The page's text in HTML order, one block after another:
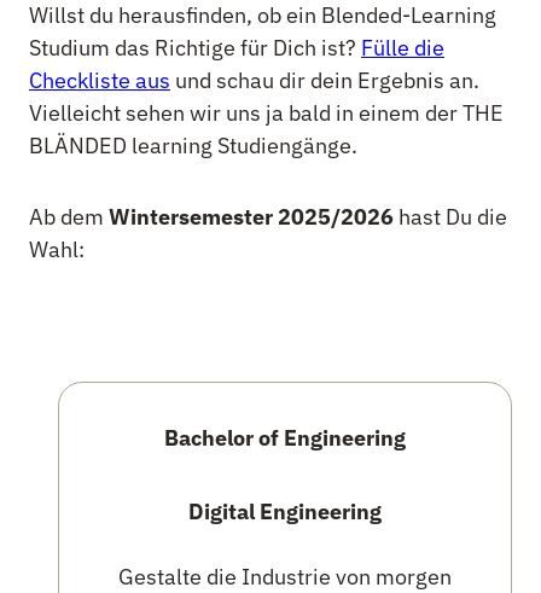
Willst du herausfinden, ob ein Blended-Learning
Studium das Richtige für Dich ist? Fülle die
Checkliste aus und schau dir dein Ergebnis an.
Vielleicht sehen wir uns ja bald in einem der THE
BLÄNDED learning Studiengänge.
Ab dem Wintersemester 2025/2026 hast Du die
Wahl:
Bachelor of Engineering
Digital Engineering
Gestalte die Industrie von morgen